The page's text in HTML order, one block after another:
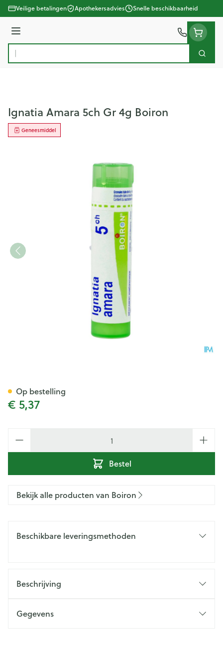
Ga naar de inhoud
Veilige betalingen Apothekersadvies Snelle beschikbaarheid
Menu
Product, merk, categorie...
Zoek
Ignatia Amara 5ch Gr 4g Boiron
Geneesmiddel
€ 5,37
Bestel
Op bestelling
Bekijk alle producten van Boiron
Beschikbare leveringsmethoden
Beschrijving
Gegevens